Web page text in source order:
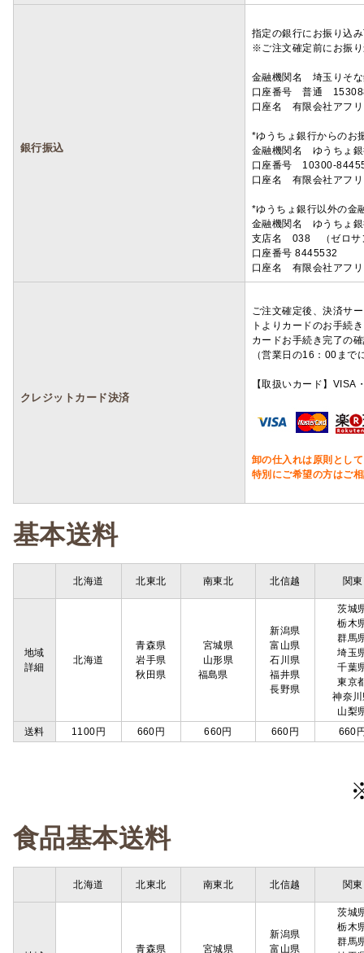
銀行振込
指定の銀行にお振り込
※ご注文確定前にお振
金融機関名 埼玉りそ
口座番号 普通
口座名 有限会社アフ
*ゆうちょ銀行からのお
金融機関名 ゆうちょ
口座番号 10300-
口座名 有限会社アフ
*ゆうちょ銀行以外の金
金融機関名 ゆうちょ
支店名 038 （ゼロサ
口座番号 8445532
口座名 有限会社アフ
クレジットカード決済
ご注文確定後、決済サ
トよりカードのお手続
カードお手続き完了の
（営業日の16：00ま
【取扱いカード】
卸の仕入れは原則とし
特別にご希望の方はご
基本送料
北海道 北東北 南東北 北信越 関東
地域
詳細
北海道
青森県
岩手県
秋田県
宮城県
山形県
福島県
新潟県
富山県
石川県
福井県
長野県
茨城
栃木
群馬
埼玉
千葉
東京
神奈
山梨
送料
1100円 660円 660円 660円 660
食品基本送料
北海道 北東北 南東北 北信越 関東
青森県 宮城県
新潟県
富山県
茨城
栃木
群馬